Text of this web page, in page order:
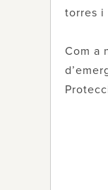
torres i
Com a